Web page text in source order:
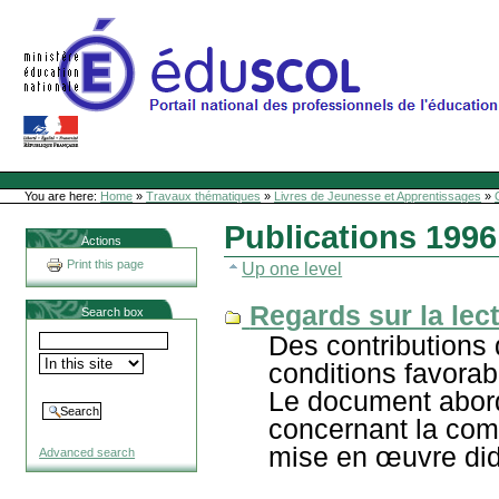
Site Web de l'ONL
Sections
Personal
toolsYou are here: Home » Travaux thématiques » Livres de Jeunesse et Apprentissages »
Actions
Print this page
Search box
Advanced search
Publications 1996
Up one level
Regards sur la
Des contributions
conditions
Le document
concernant la
mise en œuvre